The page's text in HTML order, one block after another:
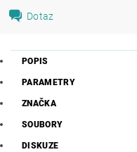
Dotaz
POPIS
PARAMETRY
ZNAČKA
SOUBORY
DISKUZE